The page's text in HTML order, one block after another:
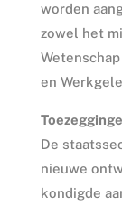
worden
zowel het
en
De
nieuwe
kondigde